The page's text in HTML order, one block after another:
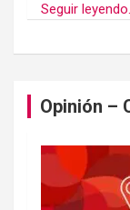
Seguir
Opinión –